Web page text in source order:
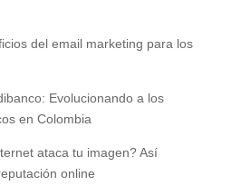
del email marketing para los
Evolucionando a los
en Colombia
ataca tu imagen? Así
online